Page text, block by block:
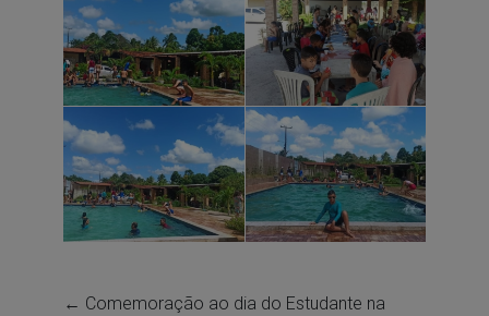
← Comemoração ao dia do Estudante na